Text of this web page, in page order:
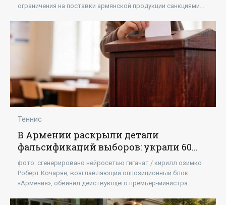
ограничения на поставки армянской продукции санкциями
Теннис
В Армении раскрыли детали
фальсификаций выборов: украли 60
тыс. голосов - «Новости»
фото: сгенерировано нейросетью гигачат / кирилл озимко
Роберт Кочарян, возглавляющий оппозиционный блок
«Армения», обвинил действующего премьер-министра